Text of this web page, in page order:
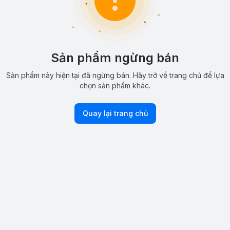
Sản phẩm ngừng bán
Sản phẩm này hiện tại đã ngừng bán. Hãy trở về trang chủ để lựa
chọn sản phẩm khác.
Quay lại trang chủ